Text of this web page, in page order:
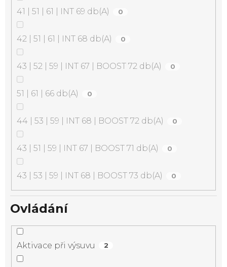
41 | 51 | 61 | INT 69 db(A) 0
42 | 51 | 61 | INT 68 db(A) 0
43 | 52 | 59 | INT 67 | BOOST 72 db(A) 0
51 | 61 | 66 db(A) 0
44 | 53 | 59 | INT 68 | BOOST 72 db(A) 0
43 | 51 | 59 | INT 67 | BOOST 71 db(A) 0
43 | 53 | 59 | INT 68 | BOOST 73 db(A) 0
Ovládání
Aktivace při výsuvu 2